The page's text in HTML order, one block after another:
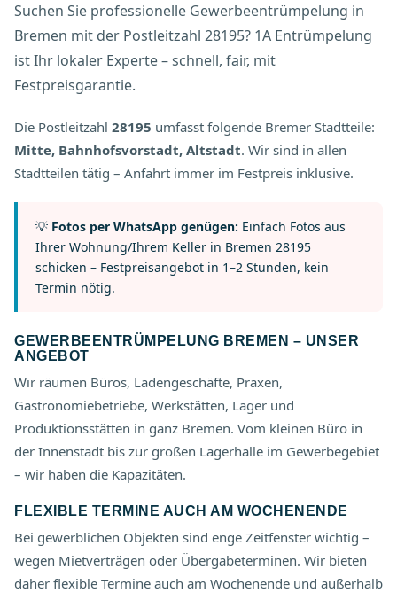
Suchen Sie professionelle Gewerbeentrümpelung in
Bremen mit der Postleitzahl 28195? 1A Entrümpelung
ist Ihr lokaler Experte – schnell, fair, mit
Festpreisgarantie.
Die Postleitzahl 28195 umfasst folgende Bremer Stadtteile:
Mitte, Bahnhofsvorstadt, Altstadt. Wir sind in allen
Stadtteilen tätig – Anfahrt immer im Festpreis inklusive.
💡 Fotos per WhatsApp genügen: Einfach Fotos aus
Ihrer Wohnung/Ihrem Keller in Bremen 28195
schicken – Festpreisangebot in 1–2 Stunden, kein
Termin nötig.
GEWERBEENTRÜMPELUNG BREMEN – UNSER
ANGEBOT
Wir räumen Büros, Ladengeschäfte, Praxen,
Gastronomiebetriebe, Werkstätten, Lager und
Produktionsstätten in ganz Bremen. Vom kleinen Büro in
der Innenstadt bis zur großen Lagerhalle im Gewerbegebiet
– wir haben die Kapazitäten.
FLEXIBLE TERMINE AUCH AM WOCHENENDE
Bei gewerblichen Objekten sind enge Zeitfenster wichtig –
wegen Mietverträgen oder Übergabeterminen. Wir bieten
daher flexible Termine auch am Wochenende und außerhalb